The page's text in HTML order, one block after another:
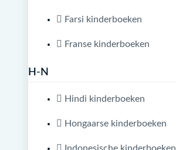
Farsi kinderboeken
Franse kinderboeken
H-N
Hindi kinderboeken
Hongaarse kinderboeken